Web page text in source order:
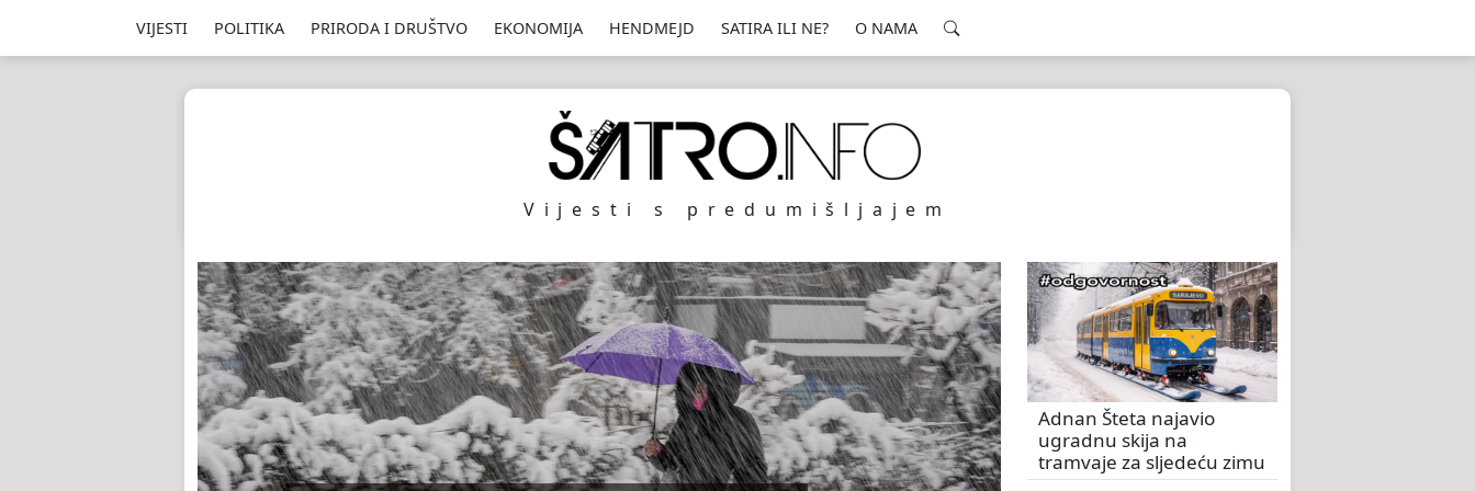
VIJESTI POLITIKA PRIRODA I DRUŠTVO EKONOMIJA HENDMEJD SATIRA ILI NE? O NAMA
Vijesti s predumišljajem
Adnan Šteta najavio
ugradnu skija na
tramvaje za sljedeću zimu